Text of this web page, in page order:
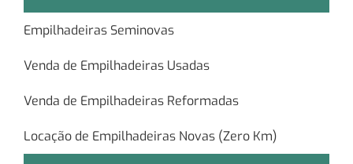
Empilhadeiras Seminovas
Venda de Empilhadeiras Usadas
Venda de Empilhadeiras Reformadas
Locação de Empilhadeiras Novas (Zero Km)